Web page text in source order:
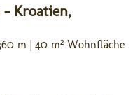
Kroatien,
m | 40 m² Wohnfläche